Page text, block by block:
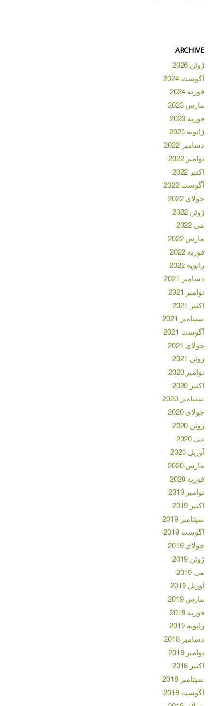
ARCHIVE
ژوئن 2026
آگوست 2024
فوریه 2024
مارس 2023
فوریه 2023
ژانویه 2023
دسامبر 2022
نوامبر 2022
اکتبر 2022
آگوست 2022
جولای 2022
ژوئن 2022
می 2022
مارس 2022
فوریه 2022
ژانویه 2022
دسامبر 2021
نوامبر 2021
اکتبر 2021
سپتامبر 2021
آگوست 2021
جولای 2021
ژوئن 2021
نوامبر 2020
اکتبر 2020
سپتامبر 2020
جولای 2020
ژوئن 2020
می 2020
آوریل 2020
مارس 2020
فوریه 2020
نوامبر 2019
اکتبر 2019
سپتامبر 2019
آگوست 2019
جولای 2019
ژوئن 2019
می 2019
آوریل 2019
مارس 2019
فوریه 2019
ژانویه 2019
دسامبر 2018
نوامبر 2018
اکتبر 2018
سپتامبر 2018
آگوست 2018